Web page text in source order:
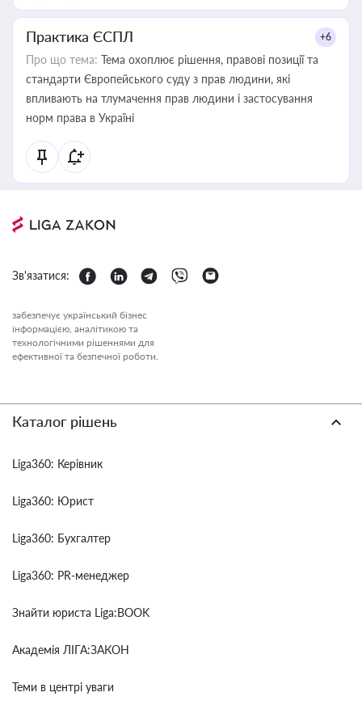
Практика ЄСПЛ +6
Про що тема: Тема охоплює рішення, правові позиції та
стандарти Європейського суду з прав людини, які
впливають на тлумачення прав людини і застосування
норм права в Україні
Зв'язатися:
забезпечує український бізнес
інформацією, аналітикою та
технологічними рішеннями для
ефективної та безпечної роботи.
Каталог рішень
Liga360: Керівник
Liga360: Юрист
Liga360: Бухгалтер
Liga360: PR-менеджер
Знайти юриста Liga:BOOK
Академія ЛІГА:ЗАКОН
Теми в центрі уваги